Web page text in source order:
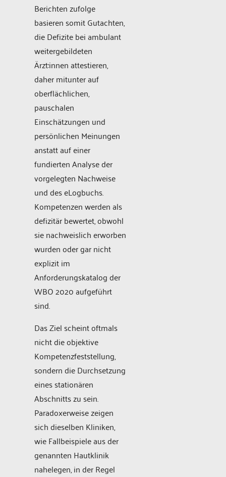
Berichten zufolge
basieren somit Gutachten,
die Defizite bei ambulant
weitergebildeten
Ärzt:innen attestieren,
daher mitunter auf
oberflächlichen,
pauschalen
Einschätzungen und
persönlichen Meinungen
anstatt auf einer
fundierten Analyse der
vorgelegten Nachweise
und des eLogbuchs.
Kompetenzen werden als
defizitär bewertet, obwohl
sie nachweislich erworben
wurden oder gar nicht
explizit im
Anforderungskatalog der
WBO 2020 aufgeführt
sind.
Das Ziel scheint oftmals
nicht die objektive
Kompetenzfeststellung,
sondern die Durchsetzung
eines stationären
Abschnitts zu sein.
Paradoxerweise zeigen
sich dieselben Kliniken,
wie Fallbeispiele aus der
genannten Hautklinik
nahelegen, in der Regel